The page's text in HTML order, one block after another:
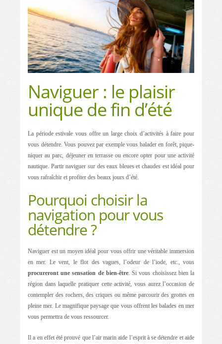
Naviguer : le plaisir
unique de fin d’été
La période estivale vous offre un large choix d’activités à faire pour
vous détendre. Vous pouvez par exemple vous balader en forêt, pique-
niquer au parc, déjeuner en terrasse ou encore opter pour une activité
nautique. Partir naviguer sur des eaux bleues et chaudes est idéal pour
vous rafraîchir et profiter des beaux jours d’été.
Pourquoi choisir la
navigation pour vous
détendre ?
Naviguer est un moyen idéal pour vous offrir une véritable immersion
en mer. Le vent, le flot des vagues, l’odeur de l’iode, etc., vous
procureront une sensation de bien-être. Si vous choisissez bien la
région dans laquelle pratiquer cette activité, vous aurez l’occasion de
contempler des rochers, des criques ou même parcourir des grottes en
pleine mer. Le magnifique paysage que vous offrent les balades en mer
vous permettra de vous ressourcer.
Il a en effet été prouvé que l’air marin aide l’esprit à se détendre et aide